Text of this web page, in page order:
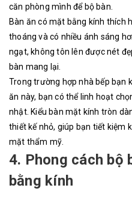
căn phòng mình để bộ bàn.
Bàn ăn có mặt bằng kính thích
thoáng và có nhiều ánh sáng
ngạt, không tôn lên được nét
bàn mang lại.
Trong trường hợp nhà bếp bạn
ăn này, bạn có thể linh hoạt
nhật. Kiểu bàn mặt kính tròn
thiết kế nhỏ, giúp bạn tiết kiệm
mặt thẩm mỹ.
4. Phong cách bộ
bằng kính